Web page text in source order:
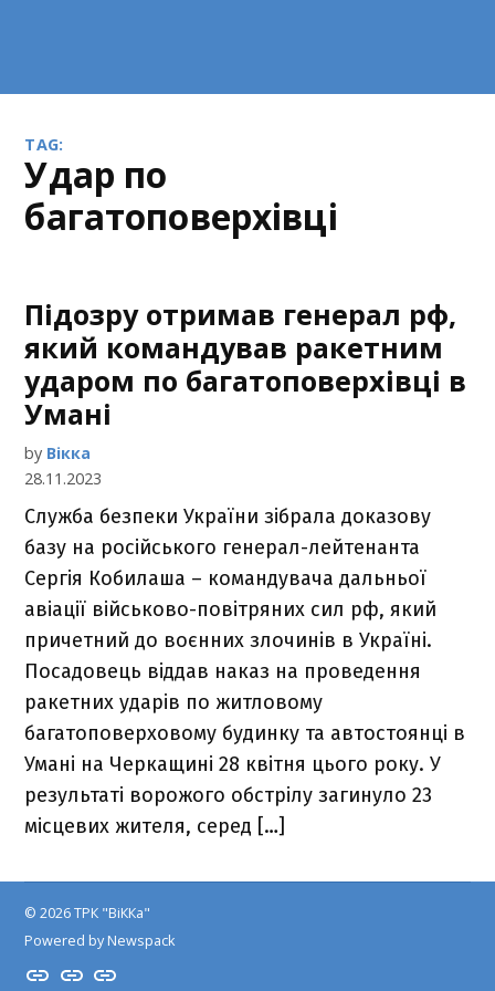
TAG:
удар по
багатоповерхівці
Підозру отримав генерал рф,
який командував ракетним
ударом по багатоповерхівці в
Умані
by Вікка
28.11.2023
Служба безпеки України зібрала доказову
базу на російського генерал-лейтенанта
Сергія Кобилаша – командувача дальньої
авіації військово-повітряних сил рф, який
причетний до воєнних злочинів в Україні.
Посадовець віддав наказ на проведення
ракетних ударів по житловому
багатоповерховому будинку та автостоянці в
Умані на Черкащині 28 квітня цього року. У
результаті ворожого обстрілу загинуло 23
місцевих жителя, серед […]
© 2026 ТРК "ВіККа"
Powered by Newspack
Insta
YouTube
FB